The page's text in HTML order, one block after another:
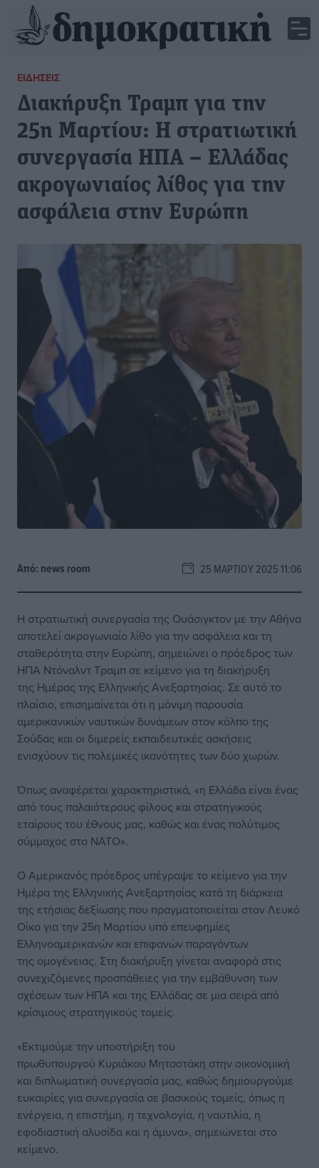
ΕΙΔΉΣΕΙΣ
Διακήρυξη Τραμπ για την
25η Μαρτίου: Η στρατιωτική
συνεργασία ΗΠΑ – Ελλάδας
ακρογωνιαίος λίθος για την
ασφάλεια στην Ευρώπη
Από: news room 25 ΜΑΡΤΊΟΥ 2025 11:06
Η στρατιωτική συνεργασία της Ουάσιγκτον με την Αθήνα
αποτελεί ακρογωνιαίο λίθο για την ασφάλεια και τη
σταθερότητα στην Ευρώπη, σημειώνει ο πρόεδρος των
ΗΠΑ Ντόναλντ Τραμπ σε κείμενο για τη διακήρυξη
της Ημέρας της Ελληνικής Ανεξαρτησίας. Σε αυτό το
πλαίσιο, επισημαίνεται ότι η μόνιμη παρουσία
αμερικανικών ναυτικών δυνάμεων στον κόλπο της
Σούδας και οι διμερείς εκπαιδευτικές ασκήσεις
ενισχύουν τις πολεμικές ικανότητες των δύο χωρών.
Όπως αναφέρεται χαρακτηριστικά, «η Ελλάδα είναι ένας
από τους παλαιότερους φίλους και στρατηγικούς
εταίρους του έθνους μας, καθώς και ένας πολύτιμος
σύμμαχος στο ΝΑΤΟ».
Ο Αμερικανός πρόεδρος υπέγραψε το κείμενο για την
Ημέρα της Ελληνικής Ανεξαρτησίας κατά τη διάρκεια
της ετήσιας δεξίωσης που πραγματοποιείται στον Λευκό
Οίκο για την 25η Μαρτίου υπό επευφημίες
Ελληνοαμερικανών και επιφανών παραγόντων
της ομογένειας. Στη διακήρυξη γίνεται αναφορά στις
συνεχιζόμενες προσπάθειες για την εμβάθυνση των
σχέσεων των ΗΠΑ και της Ελλάδας σε μια σειρά από
κρίσιμους στρατηγικούς τομείς.
«Εκτιμούμε την υποστήριξη του
πρωθυπουργού Κυριάκου Μητσοτάκη στην οικονομική
και διπλωματική συνεργασία μας, καθώς δημιουργούμε
ευκαιρίες για συνεργασία σε βασικούς τομείς, όπως η
ενέργεια, η επιστήμη, η τεχνολογία, η ναυτιλία, η
εφοδιαστική αλυσίδα και η άμυνα», σημειώνεται στο
κείμενο.